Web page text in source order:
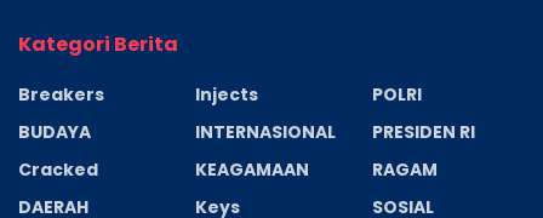
Kategori Berita
Breakers
BUDAYA
Cracked
DAERAH
Injects
INTERNASIONAL
KEAGAMAAN
Keys
POLRI
PRESIDEN RI
RAGAM
SOSIAL